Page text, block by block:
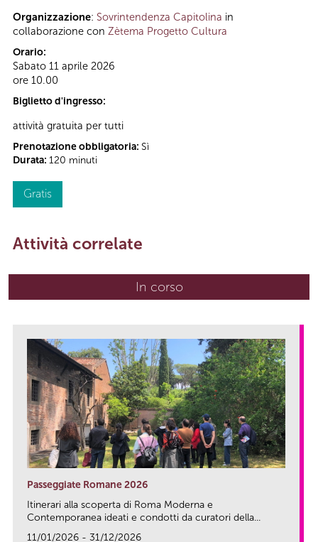
Organizzazione: Sovrintendenza Capitolina in
collaborazione con Zètema Progetto Cultura
Orario:
Sabato 11 aprile 2026
ore 10.00
Biglietto d'ingresso:
attività gratuita per tutti
Prenotazione obbligatoria: Sì
Durata: 120 minuti
Gratis
Attività correlate
In corso(scheda attiva)
Passeggiate Romane 2026
Itinerari alla scoperta di Roma Moderna e
Contemporanea ideati e condotti da curatori della...
11/01/2026 - 31/12/2026